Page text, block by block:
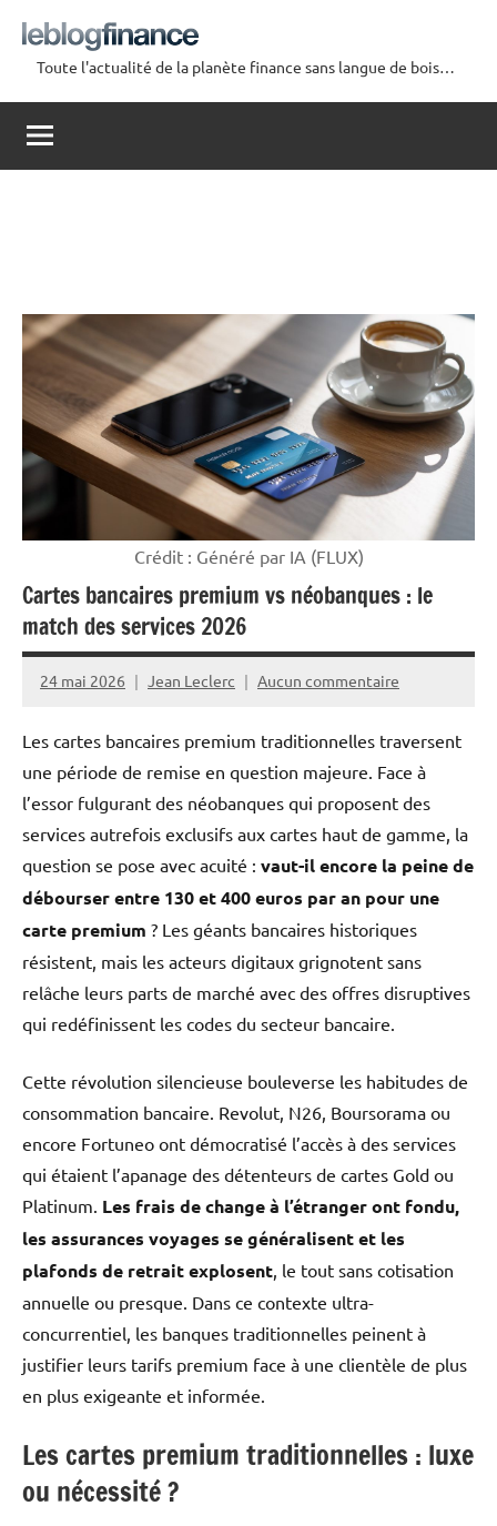
contenu
Le
Blog
Finance
Toute l'actualité de la planète finance sans langue de bois…
Crédit : Généré par IA (FLUX)
Cartes bancaires premium vs néobanques : le
match des services 2026
24 mai 2026 Jean Leclerc Aucun commentaire
Les cartes bancaires premium traditionnelles traversent
une période de remise en question majeure. Face à
l’essor fulgurant des néobanques qui proposent des
services autrefois exclusifs aux cartes haut de gamme, la
question se pose avec acuité : vaut-il encore la peine de
débourser entre 130 et 400 euros par an pour une
carte premium ? Les géants bancaires historiques
résistent, mais les acteurs digitaux grignotent sans
relâche leurs parts de marché avec des offres disruptives
qui redéfinissent les codes du secteur bancaire.
Cette révolution silencieuse bouleverse les habitudes de
consommation bancaire. Revolut, N26, Boursorama ou
encore Fortuneo ont démocratisé l’accès à des services
qui étaient l’apanage des détenteurs de cartes Gold ou
Platinum. Les frais de change à l’étranger ont fondu,
les assurances voyages se généralisent et les
plafonds de retrait explosent , le tout sans cotisation
annuelle ou presque. Dans ce contexte ultra-
concurrentiel, les banques traditionnelles peinent à
justifier leurs tarifs premium face à une clientèle de plus
en plus exigeante et informée.
Les cartes premium traditionnelles : luxe
ou nécessité ?